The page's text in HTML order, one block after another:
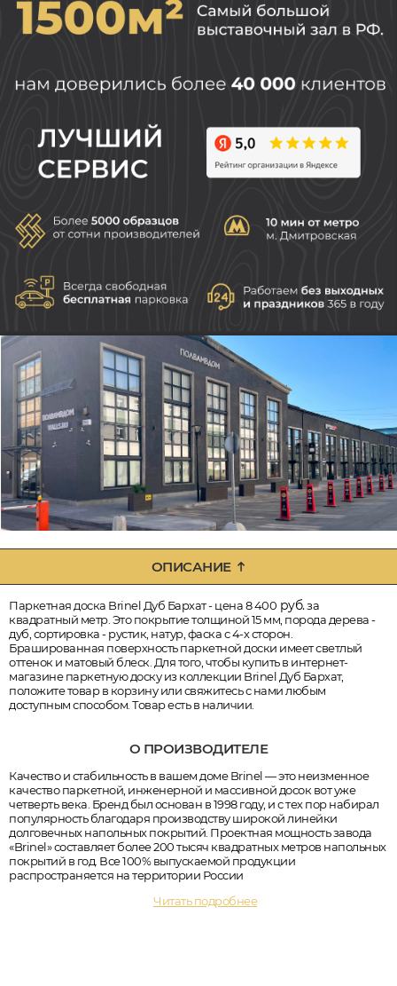
ОПИСАНИЕ
Паркетная доска Brinel Дуб Бархат - цена 8 400 руб.за
квадратный метр. Это покрытие толщиной 15 мм, порода дерева -
дуб, сортировка - рустик, натур, фаска с 4-х сторон.
Брашированная поверхность паркетной доски имеет светлый
оттенок и матовый блеск. Для того, чтобы купить в интернет-
магазине паркетную доску из коллекции Brinel Дуб Бархат,
положите товар в корзину или свяжитесь с нами любым
доступным способом. Товар есть в наличии.
О ПРОИЗВОДИТЕЛЕ
Качество и стабильность в вашем доме Brinel — это неизменное
качество паркетной, инженерной и массивной досок вот уже
четверть века. Бренд был основан в 1998 году, и с тех пор набирал
популярность благодаря производству широкой линейки
долговечных напольных покрытий. Проектная мощность завода
«Brinel» составляет более 200 тысяч квадратных метров напольных
покрытий в год. Все 100% выпускаемой продукции
распространяется на территории России
Читать подробнее